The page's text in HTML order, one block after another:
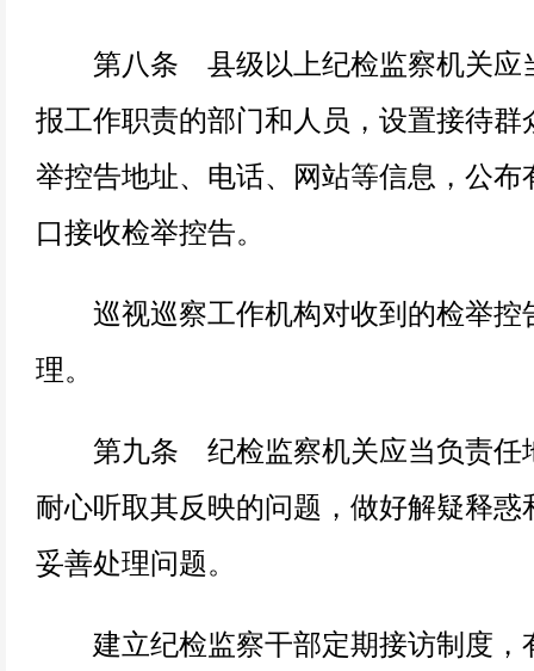
第八条 县级以上纪检监察机关应
报工作职责的部门和人员，设置接待群
举控告地址、电话、网站等信息，公布
口接收检举控告。
巡视巡察工作机构对收到的检举控
理。
第九条 纪检监察机关应当负责任
耐心听取其反映的问题，做好解疑释惑
妥善处理问题。
建立纪检监察干部定期接访制度，